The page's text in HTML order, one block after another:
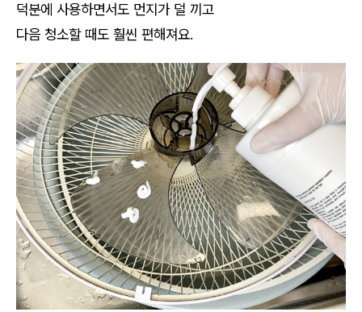
덕분에 사용하면서도 먼지가 덜 끼고
다음 청소할 때도 훨씬 편해져요.